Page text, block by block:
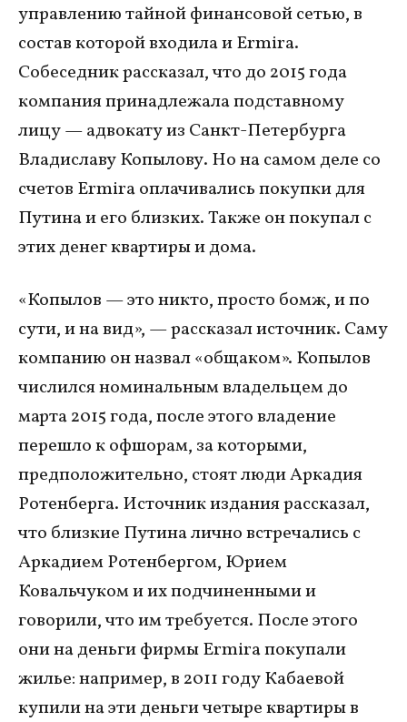
управлению тайной финансовой сетью, в
состав которой входила и Ermira.
Собеседник рассказал, что до 2015 года
компания принадлежала подставному
лицу — адвокату из Санкт-Петербурга
Владиславу Копылову. Но на самом деле со
счетов Ermira оплачивались покупки для
Путина и его близких. Также он покупал с
этих денег квартиры и дома.
«Копылов — это никто, просто бомж, и по
сути, и на вид», — рассказал источник. Саму
компанию он назвал «общаком». Копылов
числился номинальным владельцем до
марта 2015 года, после этого владение
перешло к офшорам, за которыми,
предположительно, стоят люди Аркадия
Ротенберга. Источник издания рассказал,
что близкие Путина лично встречались с
Аркадием Ротенбергом, Юрием
Ковальчуком и их подчиненными и
говорили, что им требуется. После этого
они на деньги фирмы Ermira покупали
жилье: например, в 2011 году Кабаевой
купили на эти деньги четыре квартиры в